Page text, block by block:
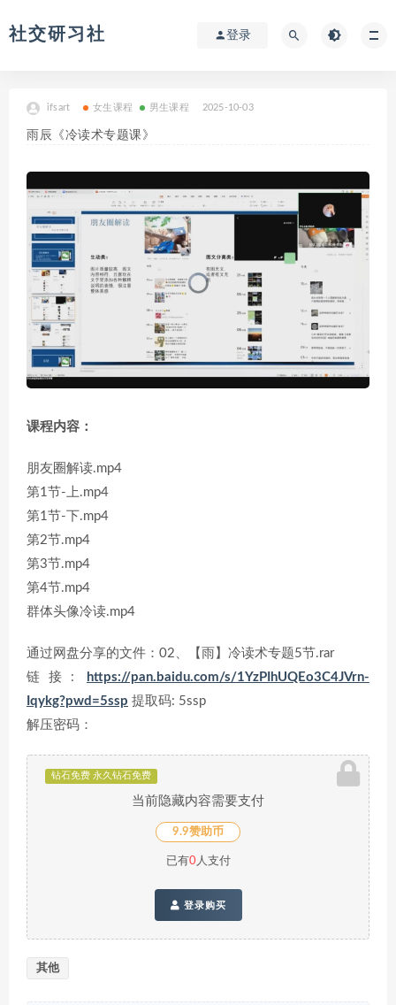
社交研习社 登录
ifsart 女生课程 男生课程 2025-10-03
雨辰《冷读术专题课》
课程内容：
朋友圈解读.mp4
第1节-上.mp4
第1节-下.mp4
第2节.mp4
第3节.mp4
第4节.mp4
群体头像冷读.mp4
通过网盘分享的文件：02、【雨】冷读术专题5节.rar
链接:
https://pan.baidu.com/s/1YzPIhUQEo3C4JVrn-
Iqykg?pwd=5ssp 提取码: 5ssp
解压密码：
钻石免费 永久钻石免费
当前隐藏内容需要支付
9.9赞助币
已有0人支付
登录购买
其他